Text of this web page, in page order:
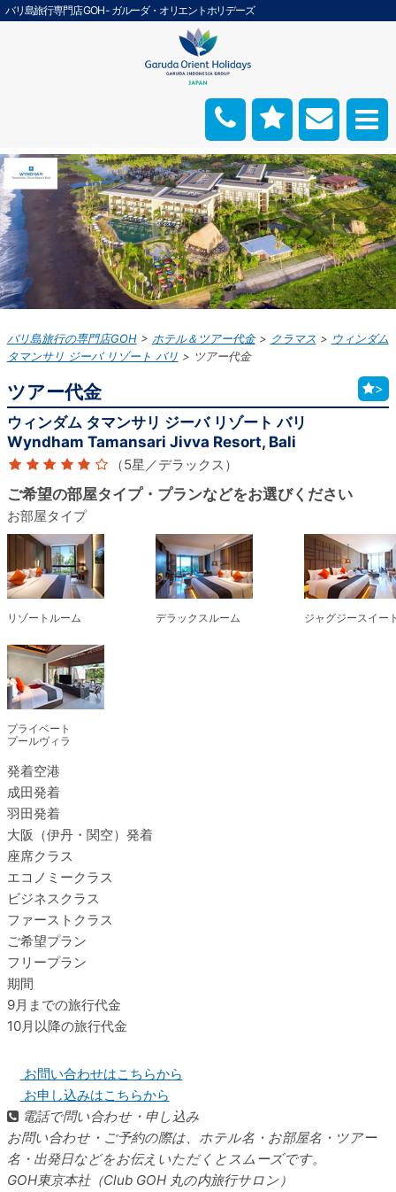
バリ島旅行専門店 GOH - ガルーダ・オリエントホリデーズ
バリ島旅行の専門店GOH ホテル＆ツアー代金 クラマス
ウィンダム
タマンサリ ジーバ リゾート バリ
ツアー代金
ツアー代金 >
ウィンダム タマンサリ ジーバ リゾート バリ
Wyndham Tamansari Jivva Resort, Bali
（5星／デラックス）
ご希望の部屋タイプ・プランなどをお選びください
お部屋タイプ
リゾートルーム デラックスルーム ジャグジースイー
プライベート
プールヴィラ
発着空港
成田発着
羽田発着
大阪（伊丹・関空）発着
座席クラス
エコノミークラス
ビジネスクラス
ファーストクラス
ご希望プラン
フリープラン
期間
9月までの旅行代金
10月以降の旅行代金
お問い合わせはこちらから
お申し込みはこちらから
電話で問い合わせ・申し込み
お問い合わせ・ご予約の際は、ホテル名・お部屋名・ツアー
名・出発日などをお伝えいただくとスムーズです。
GOH東京本社（Club GOH 丸の内旅行サロン）